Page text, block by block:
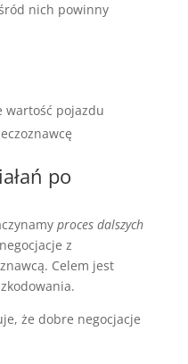
nich powinny
wartość pojazdu
po
proces dalszych
z
Celem jest
że dobre negocjacje